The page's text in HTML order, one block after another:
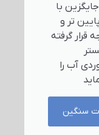
با
تر و
گرفته
را